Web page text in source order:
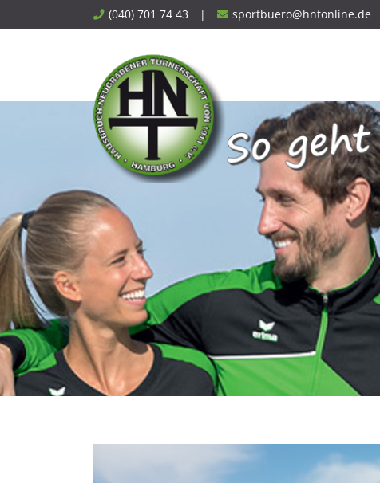
to
(040) 701 74 43 | sportbuero@hntonline.de